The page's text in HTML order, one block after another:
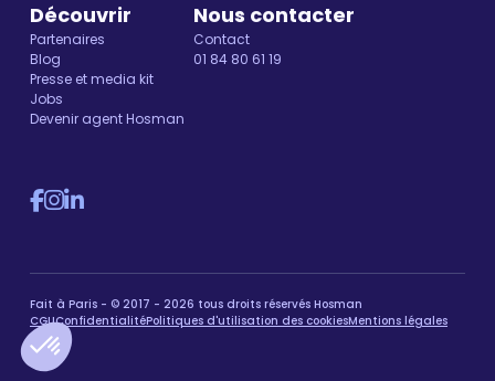
Découvrir
Partenaires
Blog
Presse et media kit
Jobs
Devenir agent Hosman
Nous contacter
Contact
01 84 80 61 19
Fait à Paris - © 2017 - 2026 tous droits réservés Hosman
CGUConfidentialitéPolitiques d'utilisation des cookiesMentions légales